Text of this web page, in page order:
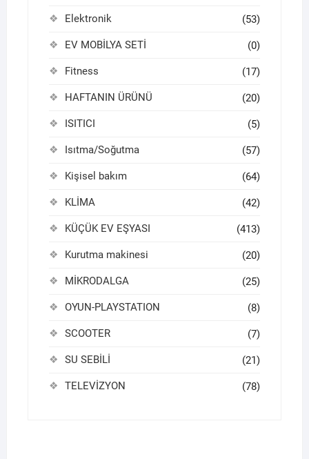
Elektronik (53)
EV MOBİLYA SETİ (0)
Fitness (17)
HAFTANIN ÜRÜNÜ (20)
ISITICI (5)
Isıtma/Soğutma (57)
Kişisel bakım (64)
KLİMA (42)
KÜÇÜK EV EŞYASI (413)
Kurutma makinesi (20)
MİKRODALGA (25)
OYUN-PLAYSTATION (8)
SCOOTER (7)
SU SEBİLİ (21)
TELEVİZYON (78)